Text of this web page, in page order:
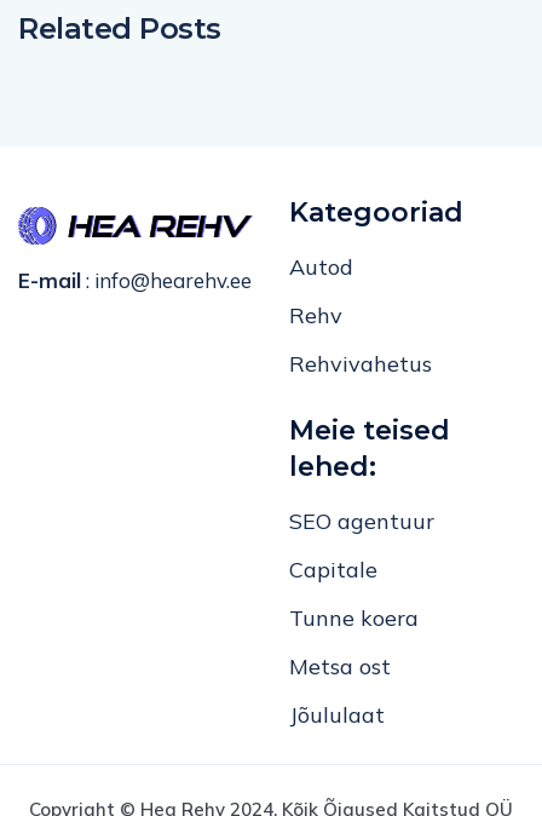
Related Posts
E-mail: info@hearehv.ee
Kategooriad
Autod
Rehv
Rehvivahetus
Meie teised
lehed:
SEO agentuur
Capitale
Tunne koera
Metsa ost
Jõululaat
Copyright © Hea Rehv 2024. Kõik Õigused Kaitstud OÜ